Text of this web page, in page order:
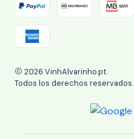
2026 VinhAlvarinho.pt.
Todos los derechos reservados.